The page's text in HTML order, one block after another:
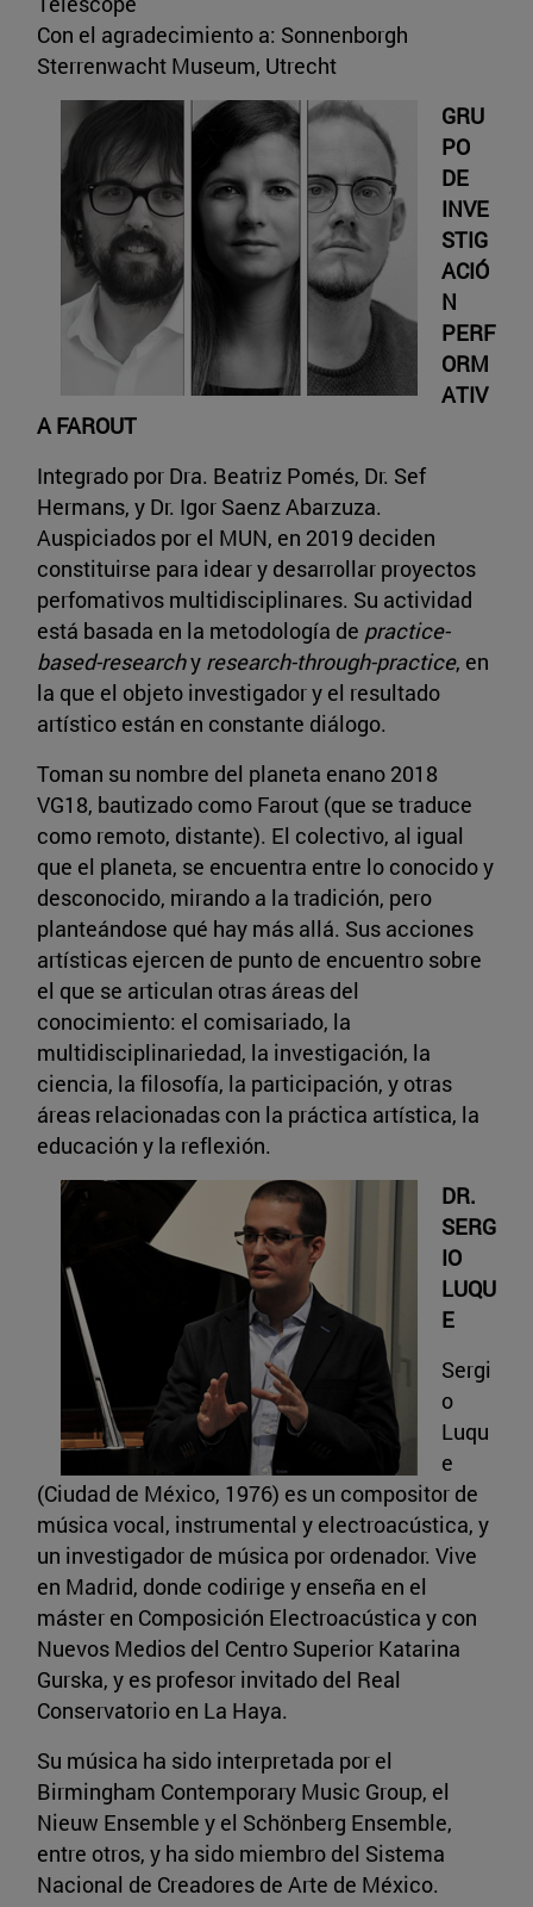
Con el agradecimiento a: Sonnenborgh
Sterrenwacht Museum, Utrecht
GRU
PO
DE
INVE
STIG
ACIÓ
N
PERF
ORM
ATIV
A FAROUT
Integrado por Dra. Beatriz Pomés, Dr. Sef
Hermans, y Dr. Igor Saenz Abarzuza.
Auspiciados por el MUN, en 2019 deciden
constituirse para idear y desarrollar proyectos
perfomativos multidisciplinares. Su actividad
está basada en la metodología de practice-
based-researchy research-through-practice, en
la que el objeto investigador y el resultado
artístico están en constante diálogo.
Toman su nombre del planeta enano 2018
VG18, bautizado como Farout (que se traduce
como remoto, distante). El colectivo, al igual
que el planeta, se encuentra entre lo conocido y
desconocido, mirando a la tradición, pero
planteándose qué hay más allá. Sus acciones
artísticas ejercen de punto de encuentro sobre
el que se articulan otras áreas del
conocimiento: el comisariado, la
multidisciplinariedad, la investigación, la
ciencia, la filosofía, la participación, y otras
áreas relacionadas con la práctica artística, la
educación y la reflexión.
DR.
SERG
IO
LUQU
E
Sergi
o
Luqu
e
(Ciudad de México, 1976) es un compositor de
música vocal, instrumental y electroacústica, y
un investigador de música por ordenador. Vive
en Madrid, donde codirige y enseña en el
máster en Composición Electroacústica y con
Nuevos Medios del Centro Superior Katarina
Gurska, y es profesor invitado del Real
Conservatorio en La Haya.
Su música ha sido interpretada por el
Birmingham Contemporary Music Group, el
Nieuw Ensemble y el Schönberg Ensemble,
entre otros, y ha sido miembro del Sistema
Nacional de Creadores de Arte de México.